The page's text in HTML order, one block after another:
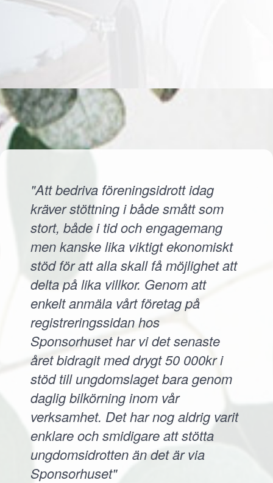
"Att bedriva föreningsidrott idag
kräver stöttning i både smått som
stort, både i tid och engagemang
men kanske lika viktigt ekonomiskt
stöd för att alla skall få möjlighet att
delta på lika villkor. Genom att
enkelt anmäla vårt företag på
registreringssidan hos
Sponsorhuset har vi det senaste
året bidragit med drygt 50 000kr i
stöd till ungdomslaget bara genom
daglig bilkörning inom vår
verksamhet. Det har nog aldrig varit
enklare och smidigare att stötta
ungdomsidrotten än det är via
Sponsorhuset"